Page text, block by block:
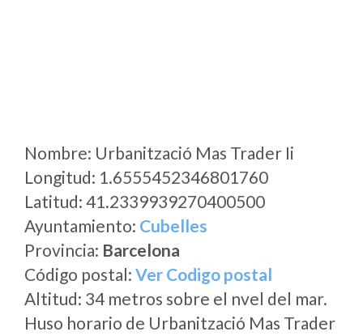
Nombre: Urbanització Mas Trader Ii
Longitud: 1.6555452346801760
Latitud: 41.2339939270400500
Ayuntamiento: Cubelles
Provincia: Barcelona
Código postal: Ver Codigo postal
Altitud: 34 metros sobre el nvel del mar.
Huso horario de Urbanització Mas Trader